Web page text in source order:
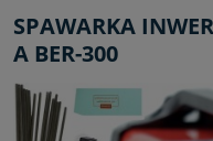
SPAWARKA
A BER-300